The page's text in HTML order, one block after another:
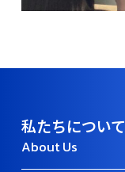
私たちについて
About Us